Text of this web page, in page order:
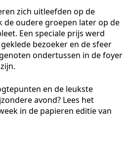
zich uitleefden op de
de oudere groepen later op de
Een speciale prijs werd
bezoeker en de sfeer
ondertussen in de foyer
en de leukste
avond? Lees het
in de papieren editie van